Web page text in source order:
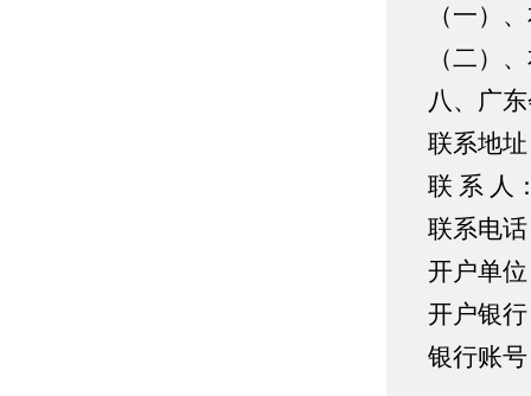
（一）
（二）
八、广
联系地
联 系 人
联系电
开户单
开户银
银行账号